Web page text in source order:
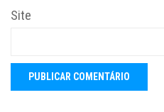
Site